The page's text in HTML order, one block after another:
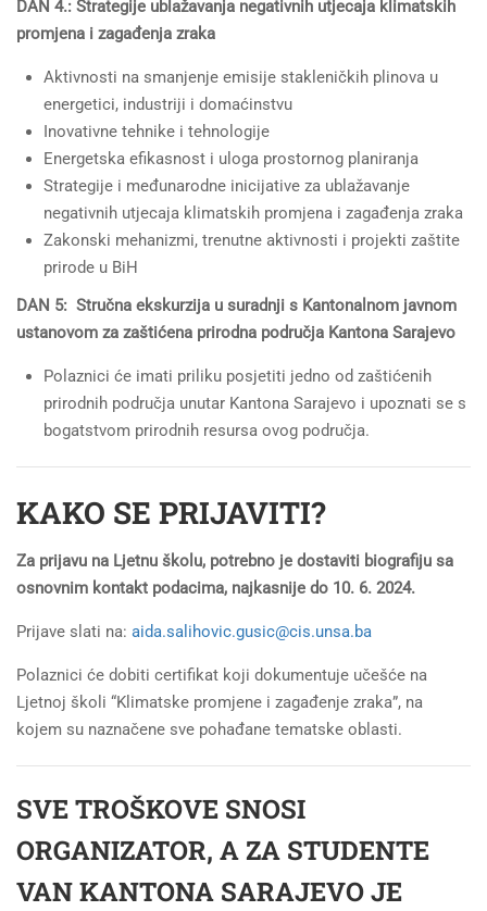
DAN 4.: Strategije ublažavanja negativnih utjecaja klimatskih
promjena i zagađenja zraka
Aktivnosti na smanjenje emisije stakleničkih plinova u
energetici, industriji i domaćinstvu
Inovativne tehnike i tehnologije
Energetska efikasnost i uloga prostornog planiranja
Strategije i međunarodne inicijative za ublažavanje
negativnih utjecaja klimatskih promjena i zagađenja zraka
Zakonski mehanizmi, trenutne aktivnosti i projekti zaštite
prirode u BiH
DAN 5: Stručna ekskurzija u suradnji s Kantonalnom javnom
ustanovom za zaštićena prirodna područja Kantona Sarajevo
Polaznici će imati priliku posjetiti jedno od zaštićenih
prirodnih područja unutar Kantona Sarajevo i upoznati se s
bogatstvom prirodnih resursa ovog područja.
KAKO SE PRIJAVITI?
Za prijavu na Ljetnu školu, potrebno je dostaviti biografiju sa
osnovnim kontakt podacima, najkasnije do 10. 6. 2024.
Prijave slati na: aida.salihovic.gusic@cis.unsa.ba
Polaznici će dobiti certifikat koji dokumentuje učešće na
Ljetnoj školi “Klimatske promjene i zagađenje zraka”, na
kojem su naznačene sve pohađane tematske oblasti.
SVE TROŠKOVE SNOSI
ORGANIZATOR, A ZA STUDENTE
VAN KANTONA SARAJEVO JE